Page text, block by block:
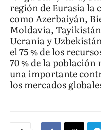
región de Eurasia la
como Azerbaiyán,
Moldavia,
Ucrania y
el 75 % de los
70 % de la
una importante
los mercados